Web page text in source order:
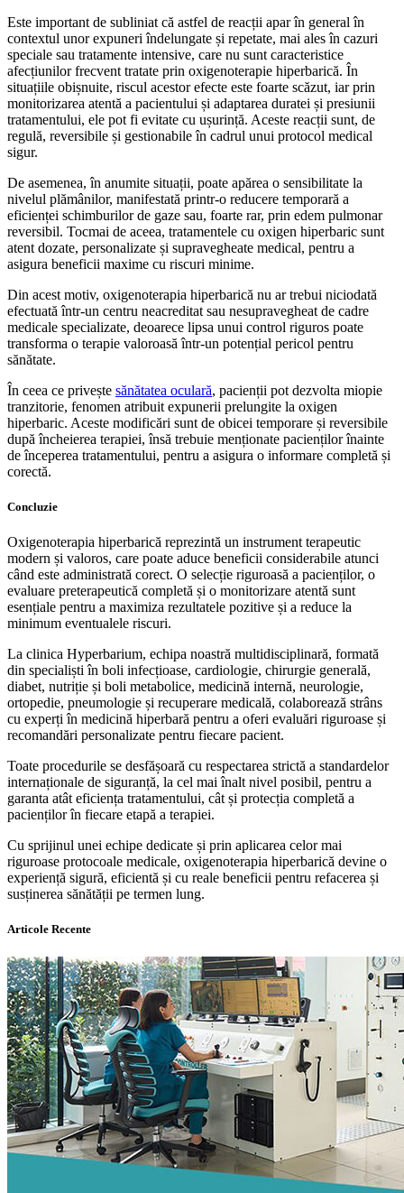
Este important de subliniat că astfel de reacții apar în general în
contextul unor expuneri îndelungate și repetate, mai ales în cazuri
speciale sau tratamente intensive, care nu sunt caracteristice
afecțiunilor frecvent tratate prin oxigenoterapie hiperbarică. În
situațiile obișnuite, riscul acestor efecte este foarte scăzut, iar prin
monitorizarea atentă a pacientului și adaptarea duratei și presiunii
tratamentului, ele pot fi evitate cu ușurință. Aceste reacții sunt, de
regulă, reversibile și gestionabile în cadrul unui protocol medical
sigur.
De asemenea, în anumite situații, poate apărea o sensibilitate la
nivelul plămânilor, manifestată printr-o reducere temporară a
eficienței schimburilor de gaze sau, foarte rar, prin edem pulmonar
reversibil. Tocmai de aceea, tratamentele cu oxigen hiperbaric sunt
atent dozate, personalizate și supravegheate medical, pentru a
asigura beneficii maxime cu riscuri minime.
Din acest motiv, oxigenoterapia hiperbarică nu ar trebui niciodată
efectuată într-un centru neacreditat sau nesupravegheat de cadre
medicale specializate, deoarece lipsa unui control riguros poate
transforma o terapie valoroasă într-un potențial pericol pentru
sănătate.
În ceea ce privește sănătatea oculară, pacienții pot dezvolta miopie
tranzitorie, fenomen atribuit expunerii prelungite la oxigen
hiperbaric. Aceste modificări sunt de obicei temporare și reversibile
după încheierea terapiei, însă trebuie menționate pacienților înainte
de începerea tratamentului, pentru a asigura o informare completă și
corectă.
Concluzie
Oxigenoterapia hiperbarică reprezintă un instrument terapeutic
modern și valoros, care poate aduce beneficii considerabile atunci
când este administrată corect. O selecție riguroasă a pacienților, o
evaluare preterapeutică completă și o monitorizare atentă sunt
esențiale pentru a maximiza rezultatele pozitive și a reduce la
minimum eventualele riscuri.
La clinica Hyperbarium, echipa noastră multidisciplinară, formată
din specialiști în boli infecțioase, cardiologie, chirurgie generală,
diabet, nutriție și boli metabolice, medicină internă, neurologie,
ortopedie, pneumologie și recuperare medicală, colaborează strâns
cu experți în medicină hiperbară pentru a oferi evaluări riguroase și
recomandări personalizate pentru fiecare pacient.
Toate procedurile se desfășoară cu respectarea strictă a standardelor
internaționale de siguranță, la cel mai înalt nivel posibil, pentru a
garanta atât eficiența tratamentului, cât și protecția completă a
pacienților în fiecare etapă a terapiei.
Cu sprijinul unei echipe dedicate și prin aplicarea celor mai
riguroase protocoale medicale, oxigenoterapia hiperbarică devine o
experiență sigură, eficientă și cu reale beneficii pentru refacerea și
susținerea sănătății pe termen lung.
Articole Recente